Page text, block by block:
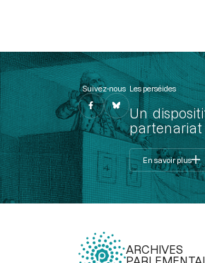
Suivez-nous Les perséides
Un
partenariat
En savoir plus
ARCHIVES